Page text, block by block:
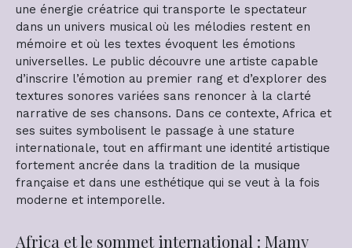
une énergie créatrice qui transporte le spectateur
dans un univers musical où les mélodies restent en
mémoire et où les textes évoquent les émotions
universelles. Le public découvre une artiste capable
d’inscrire l’émotion au premier rang et d’explorer des
textures sonores variées sans renoncer à la clarté
narrative de ses chansons. Dans ce contexte, Africa et
ses suites symbolisent le passage à une stature
internationale, tout en affirmant une identité artistique
fortement ancrée dans la tradition de la musique
française et dans une esthétique qui se veut à la fois
moderne et intemporelle.
Africa et le sommet international : Mamy